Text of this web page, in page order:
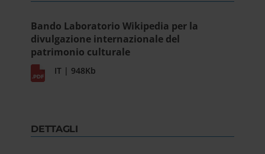
Bando Laboratorio Wikipedia per la
divulgazione internazionale del
patrimonio culturale
IT | 948Kb
DETTAGLI